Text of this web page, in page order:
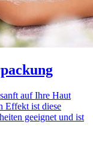
auf Ihre Haut
Effekt ist diese
geeignet und ist